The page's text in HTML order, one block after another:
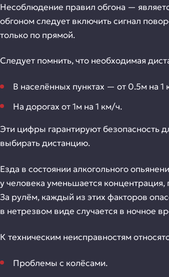
Несоблюдение правил обгона —
обгоном следует включить сигнал
только по прямой.
Следует помнить, что необходимая
В населённых пунктах — от 0.5м на 1
На дорогах от 1м на 1 км/ч.
Эти цифры гарантируют безопасность
выбирать дистанцию.
Езда в состоянии алкогольного
у человека уменьшается
За рулём, каждый из этих факторов
в нетрезвом виде случается в ночное
К техническим неисправностям
Проблемы с колёсами.